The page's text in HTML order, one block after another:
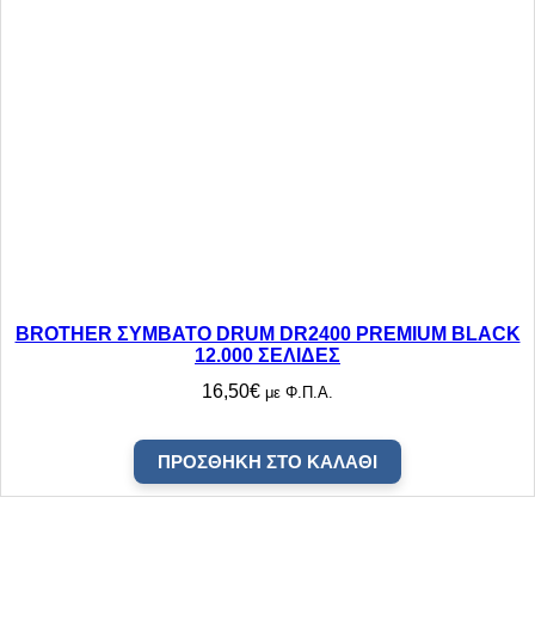
BROTHER ΣΥΜΒΑΤΟ DRUM DR2400 PREMIUM BLACK
12.000 ΣΕΛΙΔΕΣ
16,50€ με Φ.Π.Α.
ΠΡΟΣΘΉΚΗ ΣΤΟ ΚΑΛΆΘΙ